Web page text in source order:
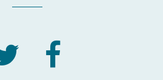
Twitter